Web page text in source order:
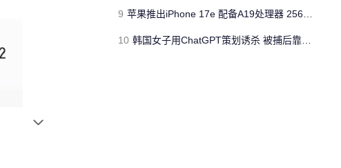
9 苹果推出iPhone 17e 配备A19处理器 256GB容量起步 刘海屏依旧
10 韩国女子用ChatGPT策划诱杀 被捕后靠清纯颜值粉丝暴涨50倍